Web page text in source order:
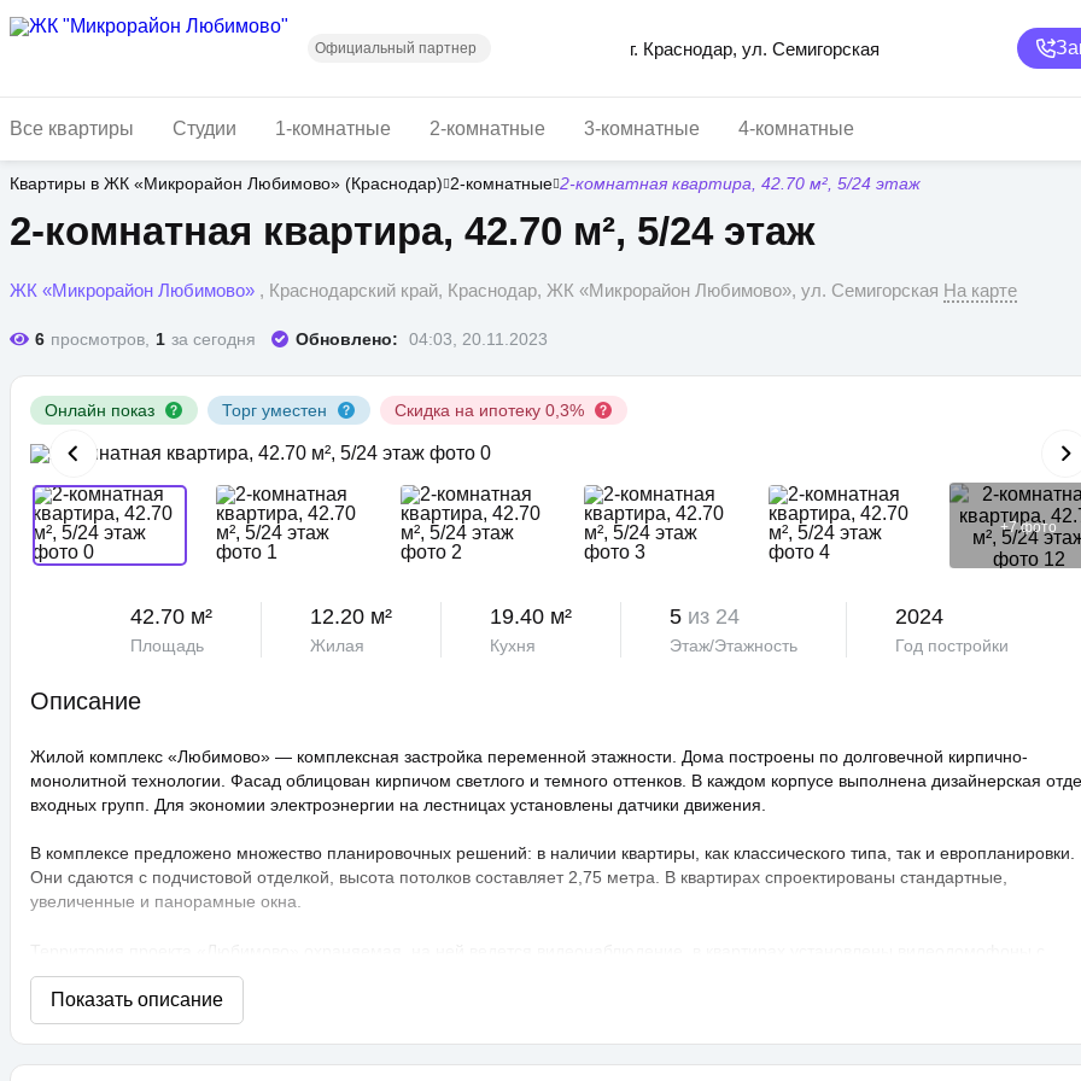
Официальный партнер г. Краснодар, ул. Семигорская
Все квартиры Студии 1-комнатные 2-комнатные 3-комнатные 4-комнатные
Квартиры в ЖК «Микрорайон Любимово» (Краснодар) 2-комнатные 2-комнатная квартира, 42.70 м², 5/24 этаж
2-комнатная квартира, 42.70 м², 5/24 этаж
ЖК «Микрорайон Любимово» , Краснодарский край, Краснодар, ЖК «Микрорайон Любимово», ул. Семигорская На карте
6 просмотров, 1 за сегодня Обновлено: 04:03, 20.11.2023
Онлайн показ Торг уместен Скидка на ипотеку 0,3%
+7 фото
42.70 м²
Площадь
12.20 м²
Жилая
19.40 м²
Кухня
5 из 24
Этаж/Этажность
2024
Год постройки
Описание
Жилой комплекс «Любимово» — комплексная застройка переменной этажности. Дома построены по долговечной кирпично-
монолитной технологии. Фасад облицован кирпичом светлого и темного оттенков. В каждом корпусе выполнена дизайнерская
входных групп. Для экономии электроэнергии на лестницах установлены датчики движения.
В комплексе предложено множество планировочных решений: в наличии квартиры, как классического типа, так и европланировки.
Они сдаются с подчистовой отделкой, высота потолков составляет 2,75 метра. В квартирах спроектированы стандартные,
увеличенные и панорамные окна.
распознаванием лиц и управлением через приложение. Придомовая территория благоустроена, на ней проведено озеленение по
технологии сезонного цветения, выполнен многоуровневый ландшафтный дизайн. Во дворе расположены детские и спортивные
площадки, профессиональные площадки для групповых видов спорта, зоны отдыха с беседками, спроектирован бульвар и
прогулочные аллеи, а также школа и 3 детских сада. Для автовладельцев предусмотрен крытый и гостевой паркинг.